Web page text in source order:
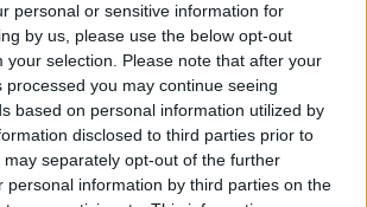
personal or sensitive information for
by us, please use the below opt-out
your selection. Please note that after your
processed you may continue seeing
based on personal information utilized by
disclosed to third parties prior to
separately opt-out of the further
personal information by third parties on the